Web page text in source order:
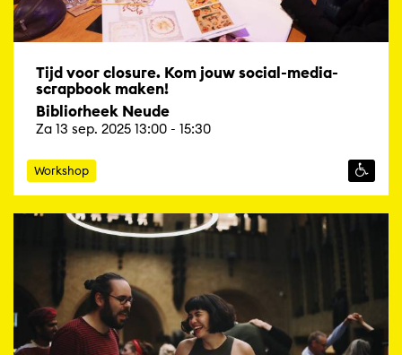
Tijd voor closure. Kom jouw social-media-
scrapbook maken!
Bibliotheek Neude
Za 13 sep. 2025 13:00 - 15:30
Workshop